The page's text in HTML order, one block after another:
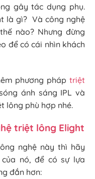
gây tác dụng phụ.
là gì? Và công nghệ
nào? Nhưng đừng
để có cái nhìn khách
phương pháp triệt
ánh sáng IPL và
lông phù hợp nhé.
triệt lông Elight
nghệ này thì hãy
nó, để có sự lựa
đắn hơn: